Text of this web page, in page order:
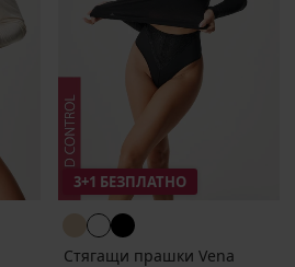
3+1 БЕЗПЛАТНО
Стягащи прашки Vena